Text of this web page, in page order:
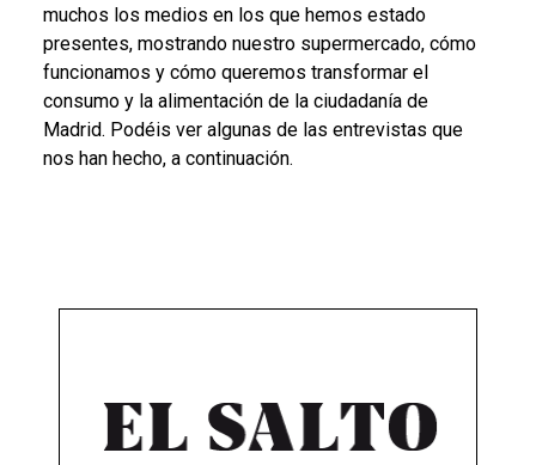
muchos los medios en los que hemos estado
presentes, mostrando nuestro supermercado, cómo
funcionamos y cómo queremos transformar el
consumo y la alimentación de la ciudadanía de
Madrid. Podéis ver algunas de las entrevistas que
nos han hecho, a continuación.